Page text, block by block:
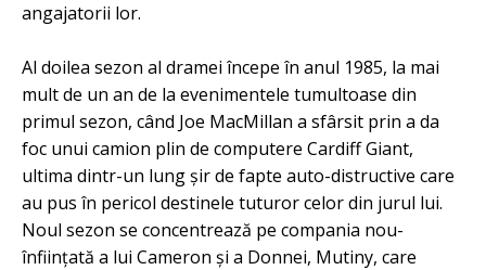
angajatorii lor.
Al doilea sezon al dramei începe în anul 1985, la mai
mult de un an de la evenimentele tumultoase din
primul sezon, când Joe MacMillan a sfârsit prin a da
foc unui camion plin de computere Cardiff Giant,
ultima dintr-un lung şir de fapte auto-distructive care
au pus în pericol destinele tuturor celor din jurul lui.
Noul sezon se concentrează pe compania nou-
înfiinţată a lui Cameron şi a Donnei, Mutiny, care